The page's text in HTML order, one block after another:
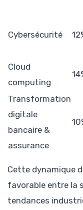
Cybersécurité
Cloud
computing
Transformation
digitale
bancaire &
assurance
Cette dynamique
favorable entre la
tendances